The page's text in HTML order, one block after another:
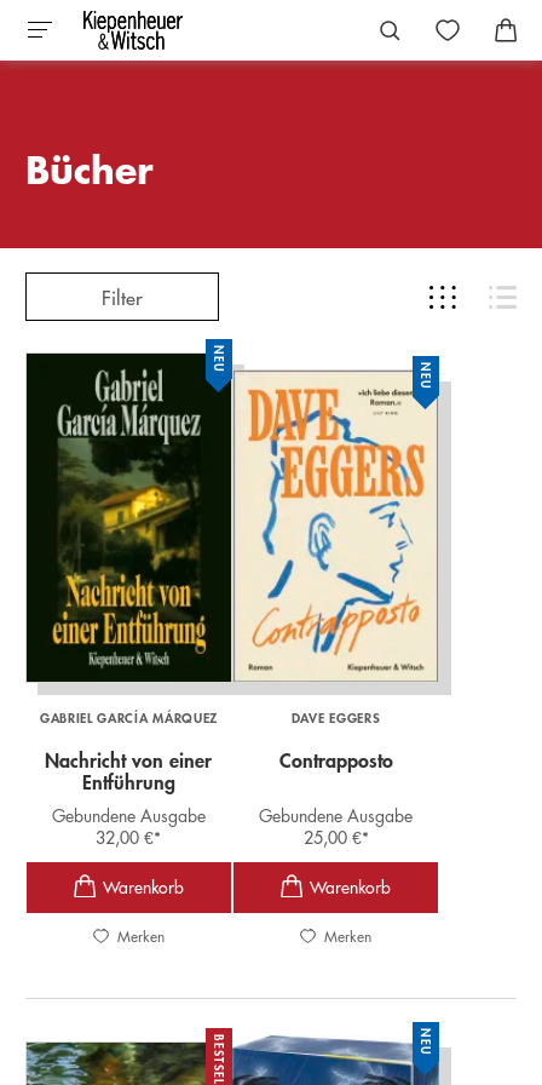
Bücher
Filter
NEU
GABRIEL GARCÍA MÁRQUEZ
Nachricht von einer
Entführung
Gebundene Ausgabe
32,00€*
Merken
NEU
DAVE EGGERS
Contrapposto
Gebundene Ausgabe
25,00 €*
Merken
BESTSELLER NEU